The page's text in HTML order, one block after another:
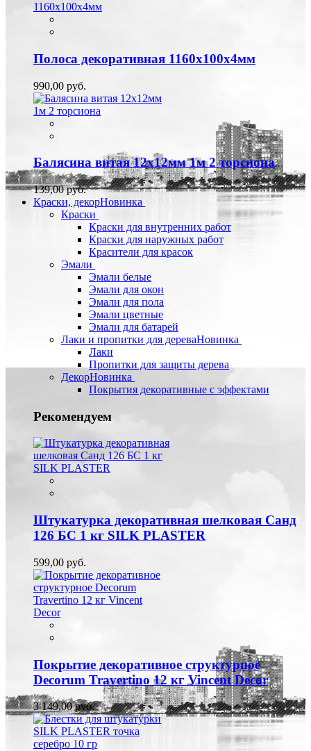
Полоса декоративная 1160х100х4мм
990,00 руб.
Балясина витая 12х12мм 1м 2 торсиона
139,00 руб.
Краски, декорНовинка
Краски
Краски для внутренних работ
Краски для наружных работ
Красители для красок
Эмали
Эмали белые
Эмали для окон
Эмали для пола
Эмали цветные
Эмали для батарей
Лаки и пропитки для дереваНовинка
Лаки
Пропитки для защиты дерева
ДекорНовинка
Покрытия декоративные с эффектами
Рекомендуем
Штукатурка декоративная шелковая Санд
126 БС 1 кг SILK PLASTER
599,00 руб.
Покрытие декоративное структурное
Decorum Travertino 12 кг Vincent Decor
3 149,00 руб.